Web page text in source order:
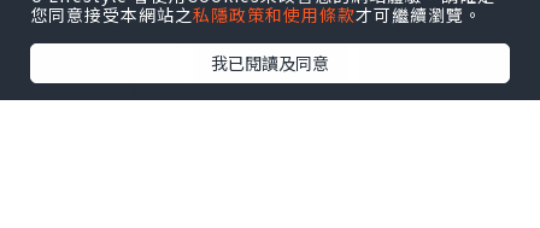
點擊圖片放大
您同意接受本網站之私隱政策和使用條款才可繼續瀏覽。
我已閱讀及同意